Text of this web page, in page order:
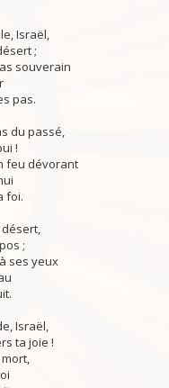
Israël,
;
souverain
pas.
du passé,
!
feu dévorant
foi.
;
ses yeux
Israël,
ta joie !